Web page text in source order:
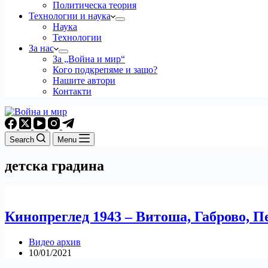
Политическа теория
Технологии и наука
Наука
Технологии
За нас
За „Война и мир“
Кого подкрепяме и защо?
Нашите автори
Контакти
Search Menu
детска градина
Кинопреглед 1943 – Витоша, Габрово,
Видео архив
10/01/2021